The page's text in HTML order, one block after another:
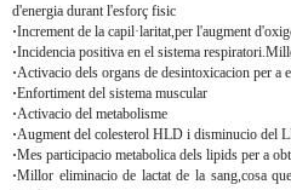
d'energia durant l'esforç fisic
·Increment de la capil·laritat,per l'augment
·Incidencia positiva en el sistema
·Activacio dels organs de desintoxicacion per a
·Enfortiment del sistema muscular
·Activacio del metabolisme
·Augment del colesterol HLD i disminucio del
·Mes participacio metabolica dels lipids per a
·Millor eliminacio de lactat de la sang,cosa